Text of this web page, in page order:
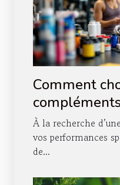
Comment
votre routine
À la recherche
vos performances
de...